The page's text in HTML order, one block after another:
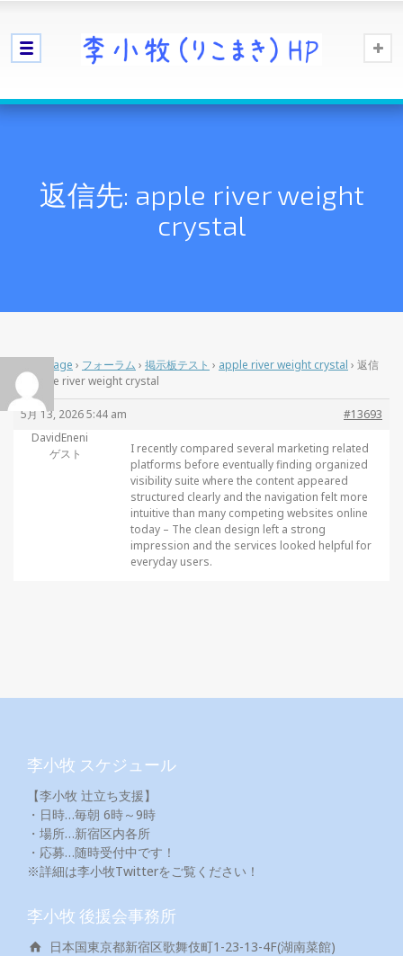
返信先: apple river weight
crystal
Home Page › フォーラム › 掲示板テスト › apple river weight crystal › 返信
先: apple river weight crystal
5月 13, 2026 5:44 am
#13693
DavidEneni
ゲスト
I recently compared several marketing related
platforms before eventually finding organized
visibility suite where the content appeared
structured clearly and the navigation felt more
intuitive than many competing websites online
today – The clean design left a strong
impression and the services looked helpful for
everyday users.
李小牧 スケジュール
【李小牧 辻立ち支援】
・日時…毎朝 6時～9時
・場所…新宿区内各所
・応募…随時受付中です！
※詳細は李小牧Twitterをご覧ください！
李小牧 後援会事務所
日本国東京都新宿区歌舞伎町1-23-13-4F(湖南菜館)